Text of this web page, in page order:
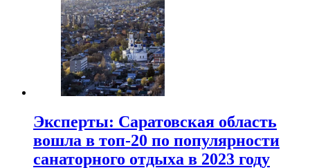
Эксперты: Саратовская область
вошла в топ-20 по популярности
санаторного отдыха в 2023 году